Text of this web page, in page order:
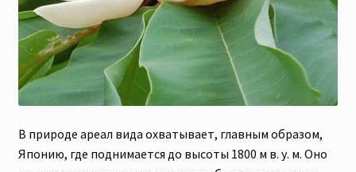
В природе ареал вида охватывает, главным образом,
Японию, где поднимается до высоты 1800 м в. у. м. Оно